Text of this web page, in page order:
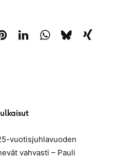
vuotisjuhlavuoden
vahvasti – Pauli